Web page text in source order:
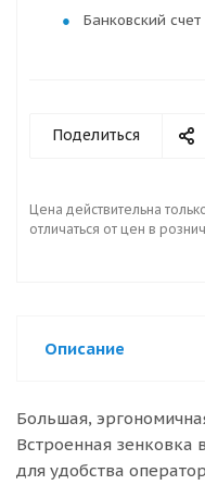
Банковский счет
Поделиться
Цена действительна
отличаться от цен в
Описание
Большая,
Встроенная зенковка
для удобства